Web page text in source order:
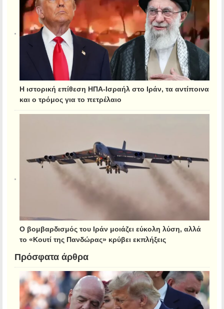
Η ιστορική επίθεση ΗΠΑ-Ισραήλ στο Ιράν, τα αντίποινα
και ο τρόμος για το πετρέλαιο
Ο βομβαρδισμός του Ιράν μοιάζει εύκολη λύση, αλλά
το «Κουτί της Πανδώρας» κρύβει εκπλήξεις
Πρόσφατα άρθρα